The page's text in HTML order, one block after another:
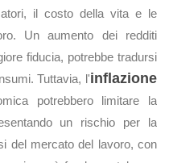
il costo della vita e le
Un aumento dei redditi
fiducia, potrebbe tradursi
Tuttavia, l'inflazione
potrebbero limitare la
un rischio per la
del mercato del lavoro, con